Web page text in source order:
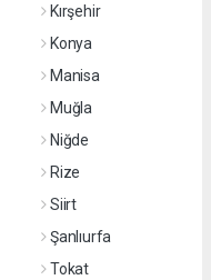
Kırşehir
Konya
Manisa
Muğla
Niğde
Rize
Siirt
Şanlıurfa
Tokat